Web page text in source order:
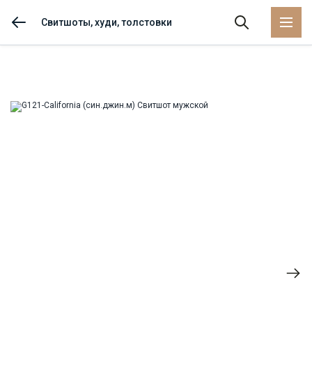
Свитшоты, худи, толстовки